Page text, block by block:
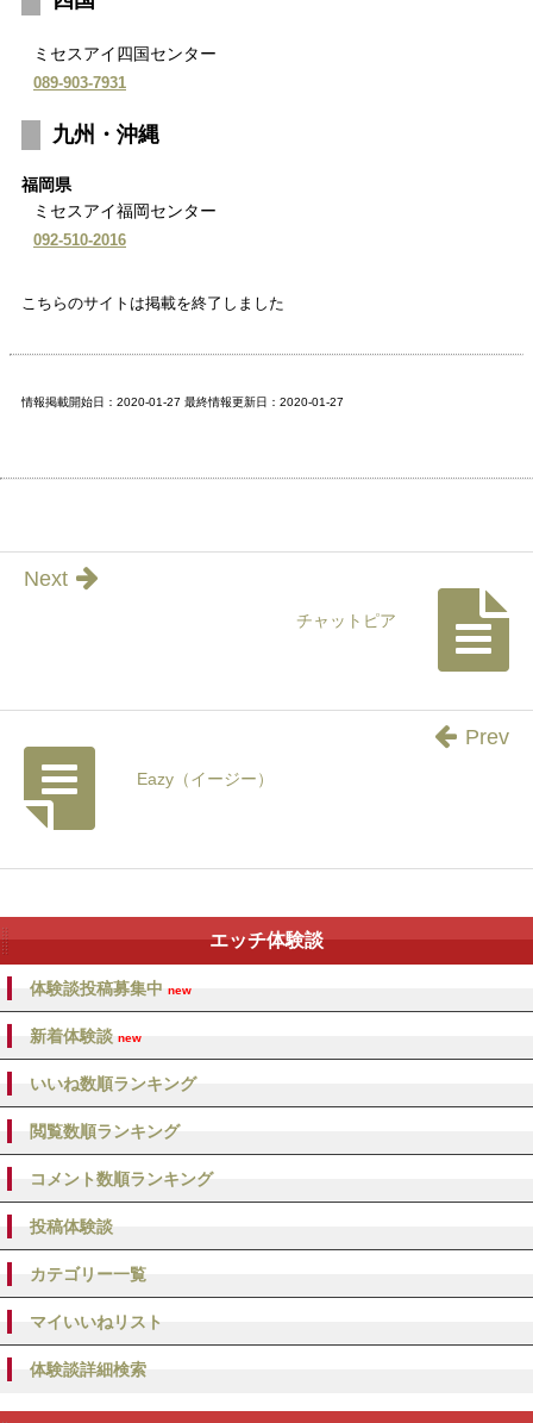
ミセスアイ四国センター
089-903-7931
九州・沖縄
福岡県
ミセスアイ福岡センター
092-510-2016
こちらのサイトは掲載を終了しました
情報掲載開始日：2020-01-27 最終情報更新日：2020-01-27
チャットピア
Next
Eazy（イージー）
Prev
エッチ体験談
体験談投稿募集中 new
新着体験談 new
いいね数順ランキング
閲覧数順ランキング
コメント数順ランキング
投稿体験談
カテゴリー一覧
マイいいねリスト
体験談詳細検索